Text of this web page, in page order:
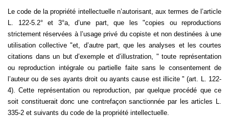
Le code de la propriété intellectuelle n’autorisant, aux termes de l’article
L. 122-5.2° et 3°a, d’une part, que les "copies ou reproductions
strictement réservées à l’usage privé du copiste et non destinées à une
utilisation collective "et, d’autre part, que les analyses et les courtes
citations dans un but d’exemple et d’illustration, " toute représentation
ou reproduction intégrale ou partielle faite sans le consentement de
l’auteur ou de ses ayants droit ou ayants cause est illicite " (art. L. 122-
4). Cette représentation ou reproduction, par quelque procédé que ce
soit constituerait donc une contrefaçon sanctionnée par les articles L.
335-2 et suivants du code de la propriété intellectuelle.